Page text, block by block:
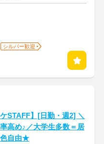
シルバー歓迎
ケSTAFF】[日勤・週2] ＼
高め♪／大学生多数＝居
自由★